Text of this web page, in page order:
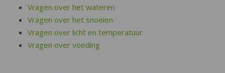
Vragen over het wateren
Vragen over het snoeien
Vragen over licht en temperatuur
Vragen over voeding